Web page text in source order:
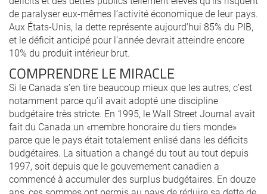
de paralyser eux-mêmes l’activité économique de leur pays.
Aux États-Unis, la dette représente aujourd’hui 85% du PIB,
et le déficit anticipé pour l’année devrait atteindre encore
10% du produit intérieur brut.
COMPRENDRE LE MIRACLE
Si le Canada s’en tire beaucoup mieux que les autres, c’est
notamment parce qu’il avait adopté une discipline
budgétaire très stricte. En 1995, le Wall Street Journal avait
fait du Canada un «membre honoraire du tiers monde»
parce que le pays était totalement enlisé dans les déficits
budgétaires. La situation a changé du tout au tout depuis
1997, soit depuis que le gouvernement canadien a
commencé à accumuler des surplus budgétaires. En douze